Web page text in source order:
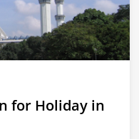
for Holiday in